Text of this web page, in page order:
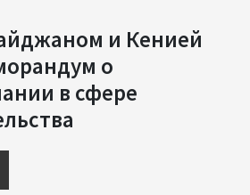
и Кенией
о
в сфере